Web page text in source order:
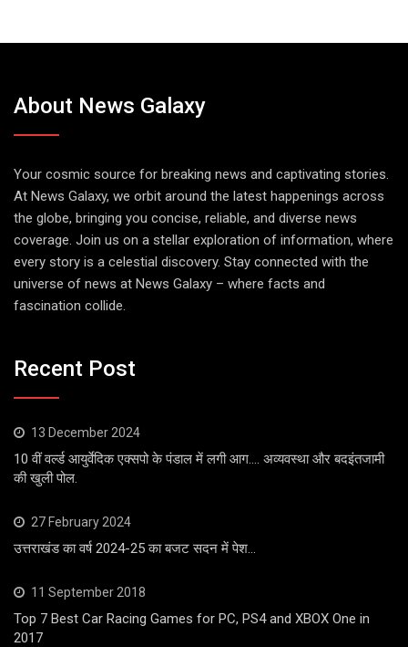
About News Galaxy
Your cosmic source for breaking news and captivating stories.
At News Galaxy, we orbit around the latest happenings across
the globe, bringing you concise, reliable, and diverse news
coverage. Join us on a stellar exploration of information, where
every story is a celestial discovery. Stay connected with the
universe of news at News Galaxy – where facts and
fascination collide.
Recent Post
13 December 2024
10 वीं वर्ल्ड आयुर्वेदिक एक्सपो के पंडाल में लगी आग…. अव्यवस्था और बदइंतजामी
की खुली पोल.
27 February 2024
उत्तराखंड का वर्ष 2024-25 का बजट सदन में पेश…
11 September 2018
Top 7 Best Car Racing Games for PC, PS4 and XBOX One in
2017